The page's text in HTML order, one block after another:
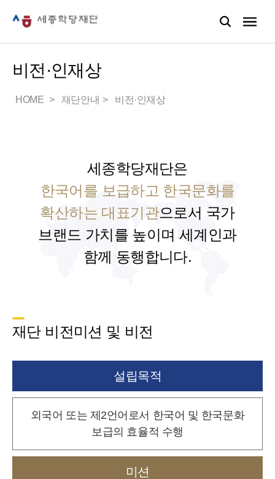
비전·인재상
HOME 재단안내 비전·인재상
세종학당재단은
한국어를 보급하고 한국문화를
확산하는 대표기관으로서 국가
브랜드 가치를 높이며 세계인과
함께 동행합니다.
재단 비전미션 및 비전
설립목적
외국어 또는 제2언어로서 한국어 및 한국문화
보급의 효율적 수행
미션